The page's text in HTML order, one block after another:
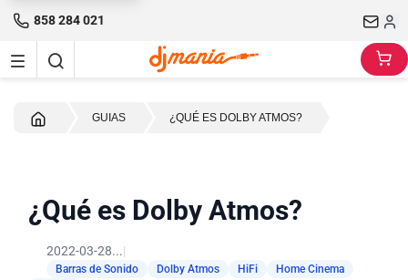
858 284 021
GUIAS ¿QUÉ ES DOLBY ATMOS?
¿Qué es Dolby Atmos?
2022-03-28...|
Barras de Sonido Dolby Atmos HiFi
Home Cinema